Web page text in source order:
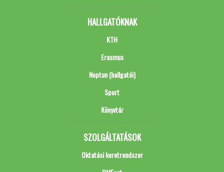
HALLGATÓKNAK
KTH
Erasmus
Neptun (hallgatói)
Sport
Könyvtár
SZOLGÁLTATÁSOK
Oktatási keretrendszer